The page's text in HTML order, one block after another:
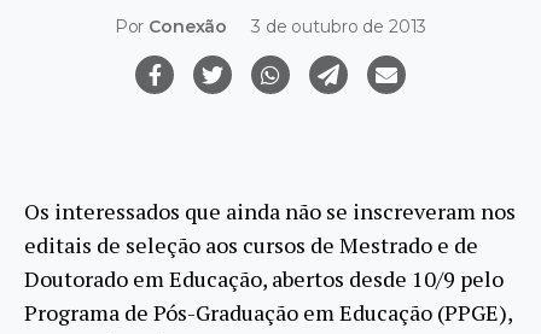
Por Conexão 3 de outubro de 2013
Os interessados que ainda não se inscreveram nos
editais de seleção aos cursos de Mestrado e de
Doutorado em Educação, abertos desde 10/9 pelo
Programa de Pós-Graduação em Educação (PPGE),